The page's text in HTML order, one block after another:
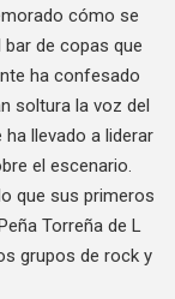
cómo se
de copas que
ha confesado
soltura la voz del
llevado a liderar
el escenario.
que sus primeros
Torreña de L
grupos de rock y